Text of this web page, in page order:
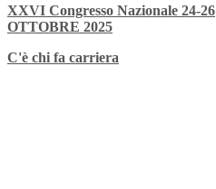
XXVI Congresso Nazionale 24-26
OTTOBRE 2025
C'è chi fa carriera